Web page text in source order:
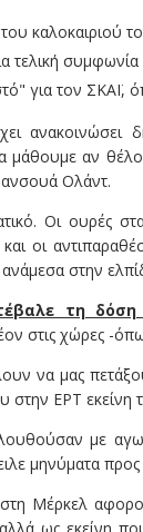
του
τελική
για τον ΣΚΑΪ,
ανακοινώσει
μάθουμε αν
Ολάντ.
Οι ουρές
οι
στην
τη
στις χώρες -
να μας
στην ΕΡΤ εκείνη
με
μηνύματα
Μέρκελ